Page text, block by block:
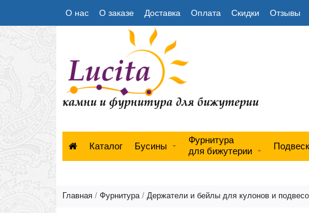
О нас О заказе Доставка Оплата Скидки Отзывы
Каталог Бусины
Фурнитура
для бижутерии
Главная / Фурнитура/ Держатели и бейлы для кулонов и